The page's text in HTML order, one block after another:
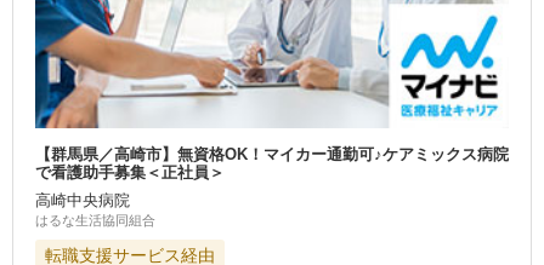
【群馬県／高崎市】無資格OK！マイカー通勤可♪ケアミックス病院
で看護助手募集＜正社員＞
高崎中央病院
はるな生活協同組合
転職支援サービス経由